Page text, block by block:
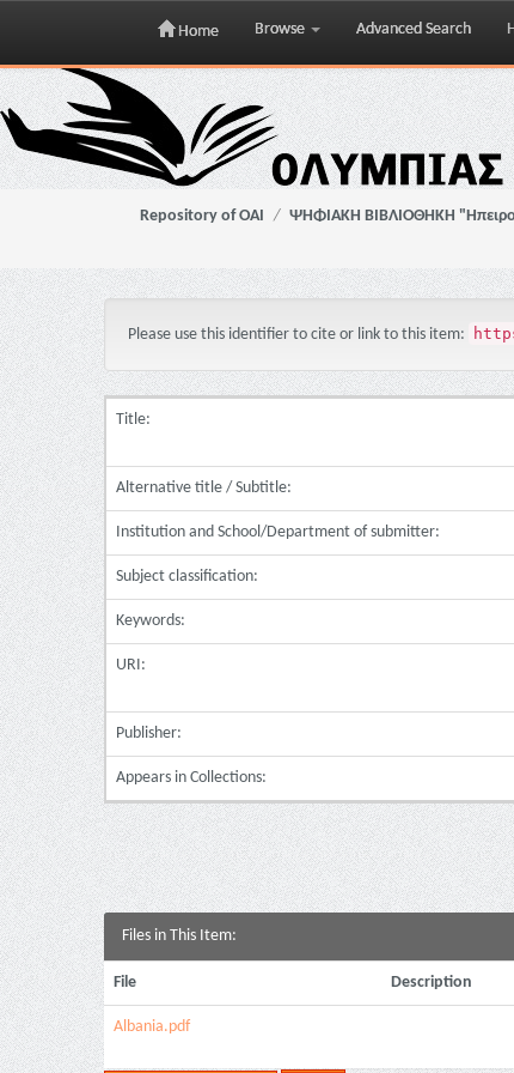
Skip
navigation
Home Browse Advanced Search
Repository of OAI ΨΗΦΙΑΚΗ ΒΙΒΛΙΟΘΗΚΗ
Please use this identifier to cite or link to this item:
Title:
Alternative title / Subtitle:
Institution and School/Department of submitter:
Subject classification:
Keywords:
URI:
Publisher:
Appears in Collections:
Files in This Item:
File Description
Albania.pdf